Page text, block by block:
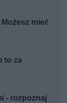
mieć
to za
- rozpoznaj